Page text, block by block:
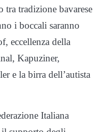
tradizione bavarese
i boccali saranno
eccellenza della
Kapuziner,
e la birra dell’autista
Italiana